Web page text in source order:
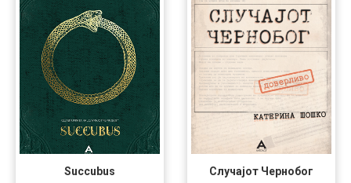
Succubus Случајот Чернобог